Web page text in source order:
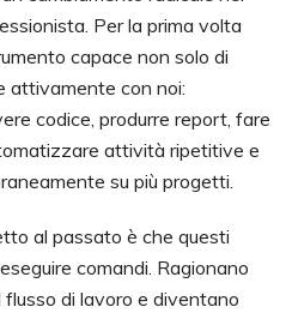
Per la prima volta
capace non solo di
attivamente con noi:
codice, produrre report, fare
attività ripetitive e
su più progetti.
al passato è che questi
comandi. Ragionano
di lavoro e diventano